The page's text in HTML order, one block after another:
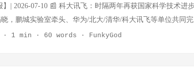
构计算架构、端侧感知能力优化、广泛终端产品覆盖等举措
端侧AI芯片将成为机器人感知计算的重要支撑 摩尔线程：
在"AI算力技术架构创新论坛"上表示，推理市场没有"万能
传感器 国产六维力传感器量产验证通过，价格优势显著 ⬆️
国内初创获头部客户验证 ⬆️ 新兴赛道 滚珠/滚柱丝杠 产能
紧张 灵巧手零部件 空心杯+腱绳+触觉传感器集成方案成为
】| 2026-07-10 📰 科大讯飞：时隔两年再获国家科学技术进
，鹏城实验室牵头、华为/北大/清华/科大讯飞等单位共同
化工程"项目荣获国家科学技术进步奖一等奖。该项目是全
· 1 min · 60 words · FunkyGod